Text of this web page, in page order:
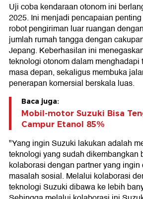
Uji coba kendaraan otonom ini
2025. Ini menjadi pencapaian
robot pengiriman luar ruangan
jumlah rumah tangga dengan
Jepang. Keberhasilan ini
teknologi otonom dalam
masa depan, sekaligus membuka
penerapan komersial berskala luas.
Baca juga:
Mobil-motor Suzuki Bisa
Campur Etanol 85%
"Yang ingin Suzuki lakukan adalah
teknologi yang sudah dikembangkan
kolaborasi dengan partner yang
masalah sosial. Melalui kolaborasi
teknologi Suzuki dibawa ke lebih